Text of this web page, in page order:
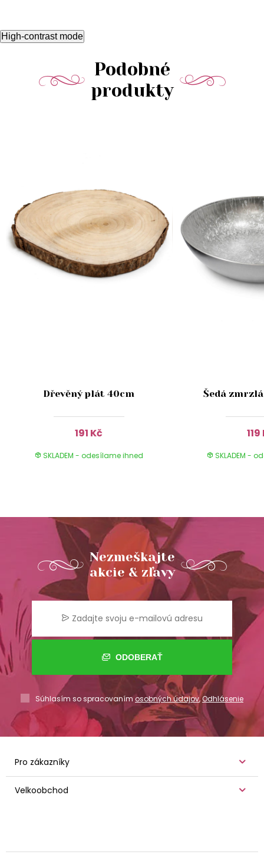
High-contrast mode
Podobné
produkty
Dřevěný plát 40cm
191 Kč
SKLADEM - odesílame ihned
Šedá
SKLADEM -
Nezmeškajte
akcie & zľavy
ODOBERAŤ
Súhlasím so spracovaním osobných údajov,Odhlásenie
Pro zákazníky
Velkoobchod